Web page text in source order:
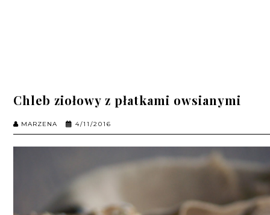
Chleb ziołowy z płatkami owsianymi
MARZENA 4/11/2016